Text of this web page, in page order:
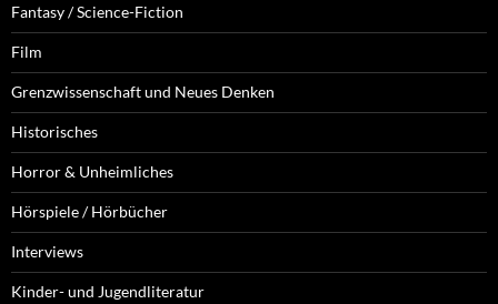
Fantasy / Science-Fiction
Film
Grenzwissenschaft und Neues Denken
Historisches
Horror & Unheimliches
Hörspiele / Hörbücher
Interviews
Kinder- und Jugendliteratur